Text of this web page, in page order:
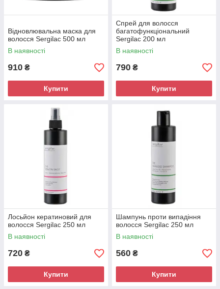
Відновлювальна маска для
волосся Sergilac 500 мл
В наявності
910 ₴
Купити
Спрей для волосся
багатофункціональний
Sergilac 200 мл
В наявності
790 ₴
Купити
Лосьйон кератиновий для
волосся Sergilac 250 мл
В наявності
720 ₴
Купити
Шампунь проти випадіння
волосся Sergilac 250 мл
В наявності
560 ₴
Купити